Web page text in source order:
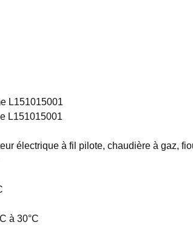
L151015001
L151015001
électrique à fil pilote, chaudière à gaz,
à 30°C